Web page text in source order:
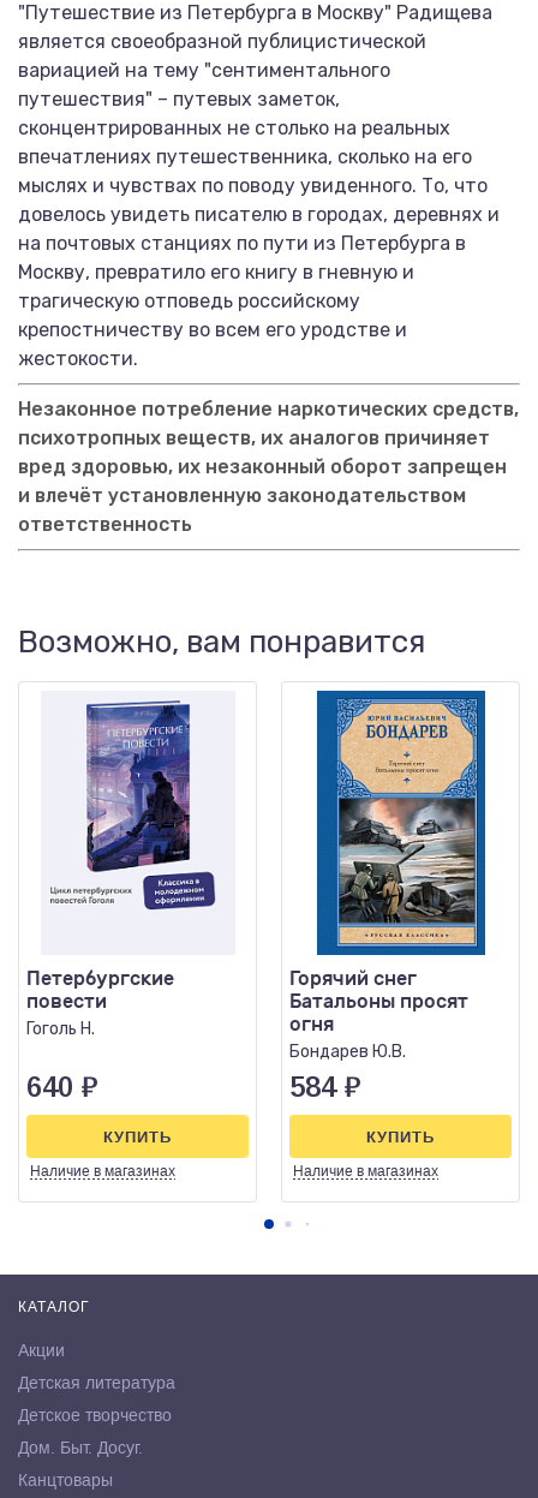
"Путешествие из Петербурга в Москву" Радищева
является своеобразной публицистической
вариацией на тему "сентиментального
путешествия" – путевых заметок,
сконцентрированных не столько на реальных
впечатлениях путешественника, сколько на его
мыслях и чувствах по поводу увиденного. То, что
довелось увидеть писателю в городах, деревнях и
на почтовых станциях по пути из Петербурга в
Москву, превратило его книгу в гневную и
трагическую отповедь российскому
крепостничеству во всем его уродстве и
жестокости.
Незаконное потребление наркотических средств,
психотропных веществ, их аналогов причиняет
вред здоровью, их незаконный оборот запрещен
и влечёт установленную законодательством
ответственность
Возможно, вам понравится
Петербургские
повести
Гоголь Н.
640 ₽
Наличие в магазинах
КУПИТЬ
Горячий снег
Батальоны просят
огня
Бондарев Ю.В.
584 ₽
Наличие в магазинах
КУПИТЬ
КАТАЛОГ
Акции
Детская литература
Детское творчество
Дом. Быт. Досуг.
Канцтовары